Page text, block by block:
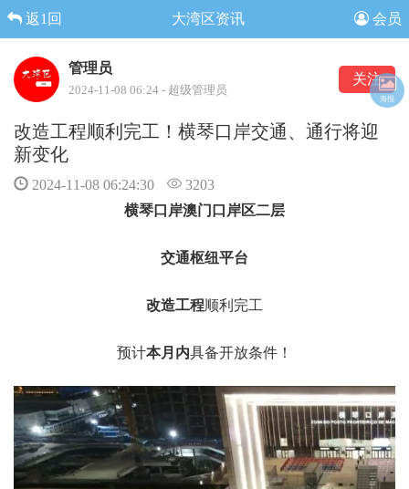
返1回 大湾区资讯 会员
管理员
2024-11-08 06:24 - 超级管理员
关注
改造工程顺利完工！横琴口岸交通、通行将迎
新变化
2024-11-08 06:24:30
3203
横琴口岸澳门口岸区二层
交通枢纽平台
改造工程顺利完工
预计本月内具备开放条件！
海报